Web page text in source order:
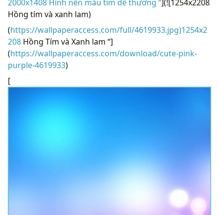
2000x1408 Hình nền màu tím dễ thương “](![1254x2208
Hồng tím và xanh lam)
(https://wallpaperaccess.com/full/4619933.jpg)1254x2
208 Hồng Tím và Xanh lam “]
(https://wallpaperaccess.com/download/cute-pink-
purple-4619933)
[